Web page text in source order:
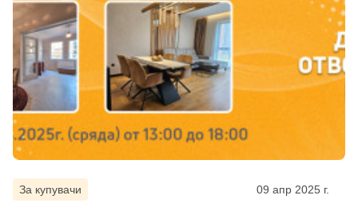
За купувачи 09 апр 2025 г.